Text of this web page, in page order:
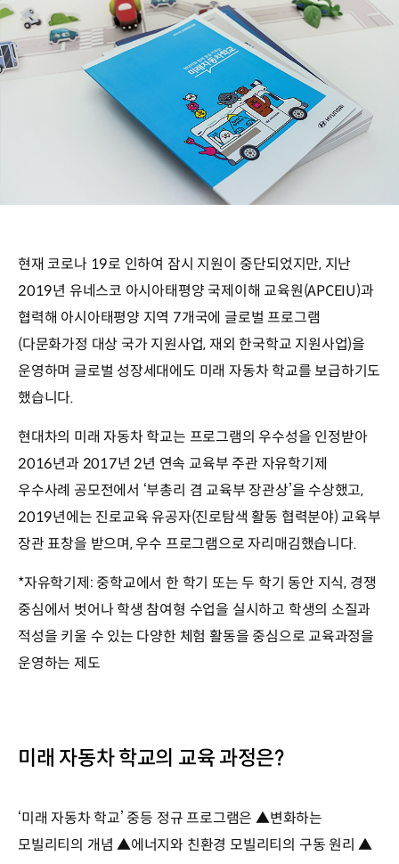
현재 코로나 19로 인하여 잠시 지원이 중단되었지만, 지난
2019년 유네스코 아시아태평양 국제이해 교육원(APCEIU)과
협력해 아시아태평양 지역 7개국에 글로벌 프로그램
(다문화가정 대상 국가 지원사업, 재외 한국학교 지원사업)을
운영하며 글로벌 성장세대에도 미래 자동차 학교를 보급하기도
했습니다.
현대차의 미래 자동차 학교는 프로그램의 우수성을 인정받아
2016년과 2017년 2년 연속 교육부 주관 자유학기제
우수사례 공모전에서 ‘부총리 겸 교육부 장관상’을 수상했고,
2019년에는 진로교육 유공자(진로탐색 활동 협력분야) 교육부
장관 표창을 받으며, 우수 프로그램으로 자리매김했습니다.
*자유학기제: 중학교에서 한 학기 또는 두 학기 동안 지식, 경쟁
중심에서 벗어나 학생 참여형 수업을 실시하고 학생의 소질과
적성을 키울 수 있는 다양한 체험 활동을 중심으로 교육과정을
운영하는 제도
미래 자동차 학교의 교육 과정은?
‘미래 자동차 학교’ 중등 정규 프로그램은 ▲변화하는
모빌리티의 개념 ▲에너지와 친환경 모빌리티의 구동 원리 ▲